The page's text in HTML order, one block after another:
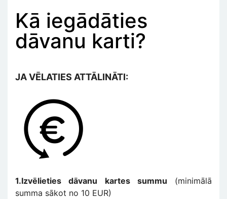
Kā iegādāties
dāvanu karti?
JA VĒLATIES ATTĀLINĀTI:
Изображение
1.Izvēlieties dāvanu kartes summu (minimālā
summa sākot no 10 EUR)